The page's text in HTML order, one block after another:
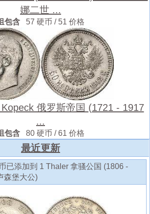
娜二世 ...
包含 57 硬币 / 51 价格
俄罗斯帝国 (1721 - 1917
...
包含 80 硬币 / 61 价格
最近更新
已添加到 1 Thaler 拿骚公国 (1806 -
森堡大公)